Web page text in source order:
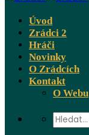
Úvod
Zrádci 2
Hráči
Novinky
O Zrádcích
Kontakt
O Webu